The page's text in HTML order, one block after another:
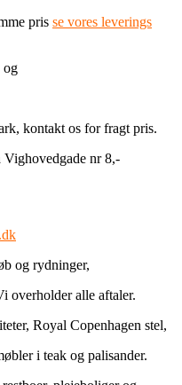
pris se vores leverings
og
kontakt os for fragt pris.
Vighovedgade nr 8,-
og rydninger,
overholder alle aftaler.
Royal Copenhagen stel,
i teak og palisander.